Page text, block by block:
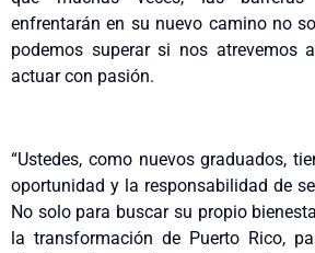
enfrentarán en su nuevo camino no
podemos superar si nos atrevemos
actuar con pasión.
“Ustedes, como nuevos graduados,
oportunidad y la responsabilidad de
No solo para buscar su propio
la transformación de Puerto Rico,